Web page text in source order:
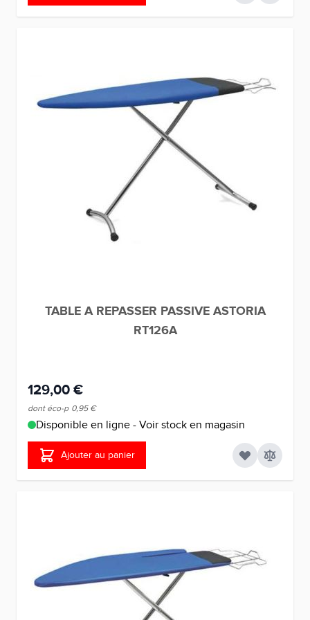
TABLE A REPASSER PASSIVE ASTORIA
RT126A
129,00 €
dont éco-p 0,95 €
Disponible en ligne - Voir stock en magasin
Ajouter au panier